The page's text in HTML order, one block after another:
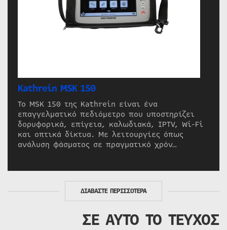
Kathrein MSK 150
Το MSK 150 της Kathrein είναι ένα
επαγγελματικό πεδιόμετρο που υποστηρίζει
δορυφορικά, επίγεια, καλωδιακά, IPTV, Wi-Fi
και οπτικά δίκτυα. Με λειτουργίες όπως
ανάλυση φάσματος σε πραγματικό χρόν…
ΔΙΑΒΑΣΤΕ ΠΕΡΙΣΣΟΤΕΡΑ
ΣΕ ΑΥΤΟ ΤΟ ΤΕΥΧΟΣ